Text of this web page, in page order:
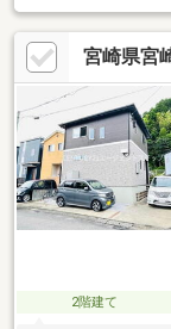
徒歩3分●エコキュ
リー21サンテル南
85-3106 宮崎県宮
2階建て